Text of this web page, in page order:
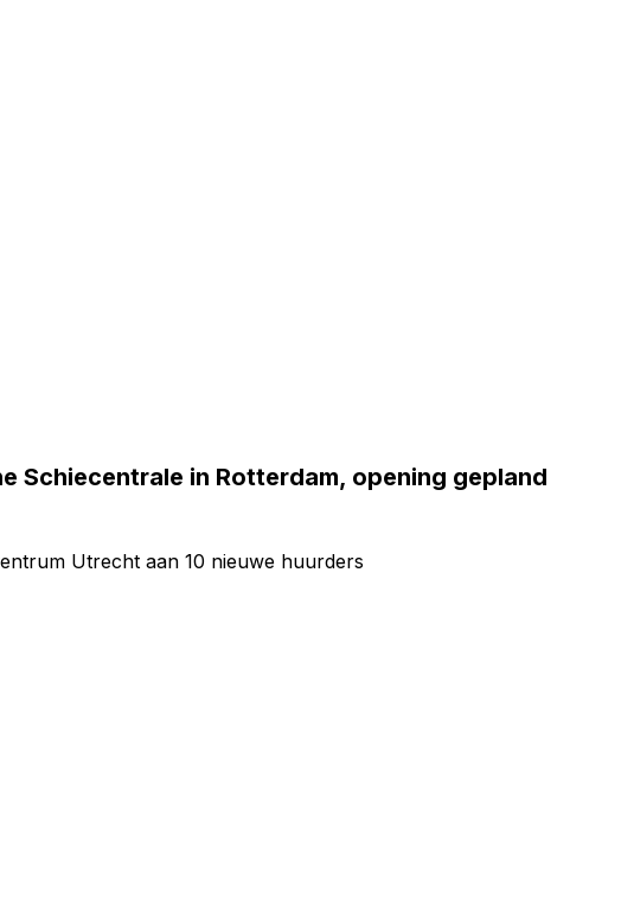
Schiecentrale in Rotterdam, opening gepland